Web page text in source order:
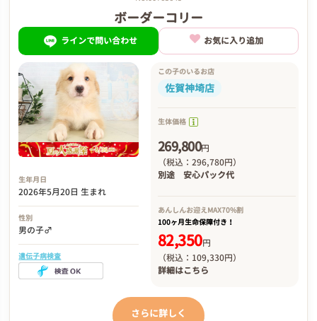
ボーダーコリー
ラインで問い合わせ お気に入り追加
生年月日
2026年5月20日 生まれ
性別
男の子♂
遺伝子病検査
この子のいるお店
佐賀神埼店
生体価格
269,800円
（税込：296,780円）
別途 安心パック代
あんしんお迎えMAX70%割
100ヶ月生命保障付き！
82,350円
（税込：109,330円）
詳細はこちら
さらに詳しく